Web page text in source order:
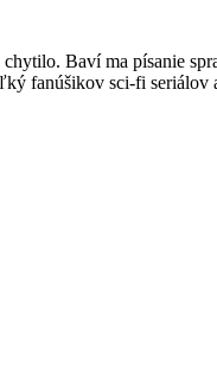
Baví ma písanie
fanúšikov sci-fi seriálov